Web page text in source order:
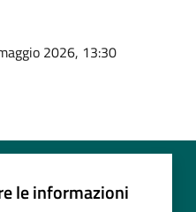
2026, 13:30
le informazioni